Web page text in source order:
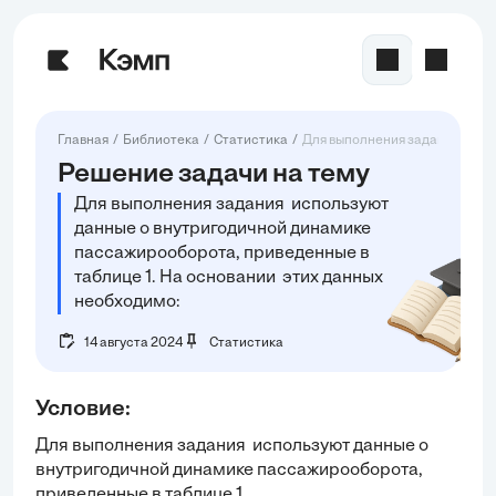
Главная Библиотека Статистика Для выполнения задания
Решение задачи на тему
Для выполнения задания используют
данные о внутригодичной динамике
пассажирооборота, приведенные в
таблице 1. На основании этих данных
необходимо:
14 августа 2024 Статистика
Условие:
Для выполнения задания используют данные о
внутригодичной динамике пассажирооборота,